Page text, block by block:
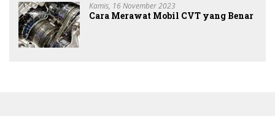
Kamis, 16 November 2023
Cara Merawat Mobil CVT yang Benar